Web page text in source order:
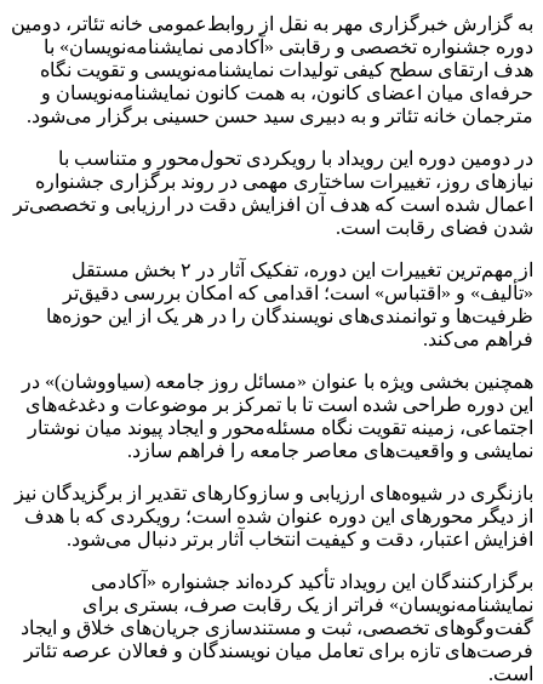
به گزارش خبرگزاری مهر به نقل از روابط‌عمومی خانه تئاتر، دومین
دوره جشنواره تخصصی و رقابتی «آکادمی نمایشنامه‌نویسان» با
هدف ارتقای سطح کیفی تولیدات نمایشنامه‌نویسی و تقویت نگاه
حرفه‌ای میان اعضای کانون، به همت کانون نمایشنامه‌نویسان و
مترجمان خانه تئاتر و به دبیری سید حسن حسینی برگزار می‌شود.
در دومین دوره این رویداد با رویکردی تحول‌محور و متناسب با
نیازهای روز، تغییرات ساختاری مهمی در روند برگزاری جشنواره
اعمال شده است که هدف آن افزایش دقت در ارزیابی و تخصصی‌تر
شدن فضای رقابت است.
از مهم‌ترین تغییرات این دوره، تفکیک آثار در ۲ بخش مستقل
«تألیف» و «اقتباس» است؛ اقدامی که امکان بررسی دقیق‌تر
ظرفیت‌ها و توانمندی‌های نویسندگان را در هر یک از این حوزه‌ها
فراهم می‌کند.
همچنین بخشی ویژه با عنوان «مسائل روز جامعه (سیاووشان)» در
این دوره طراحی شده است تا با تمرکز بر موضوعات و دغدغه‌های
اجتماعی، زمینه تقویت نگاه مسئله‌محور و ایجاد پیوند میان نوشتار
نمایشی و واقعیت‌های معاصر جامعه را فراهم سازد.
بازنگری در شیوه‌های ارزیابی و سازوکارهای تقدیر از برگزیدگان نیز
از دیگر محورهای این دوره عنوان شده است؛ رویکردی که با هدف
افزایش اعتبار، دقت و کیفیت انتخاب آثار برتر دنبال می‌شود.
برگزارکنندگان این رویداد تأکید کرده‌اند جشنواره «آکادمی
نمایشنامه‌نویسان» فراتر از یک رقابت صرف، بستری برای
گفت‌وگوهای تخصصی، ثبت و مستندسازی جریان‌های خلاق و ایجاد
فرصت‌های تازه برای تعامل میان نویسندگان و فعالان عرصه تئاتر
است.